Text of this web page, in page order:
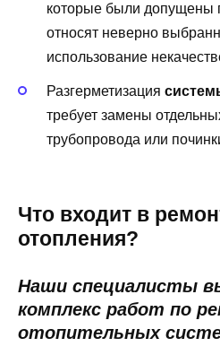
которые были допущены
относят неверно
использование
Разгерметизация
требует замены
трубопровода или
Что входит в
отопления?
Наши специалисты
комплекс работ по
отопительных